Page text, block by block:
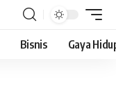
Bisnis Gaya